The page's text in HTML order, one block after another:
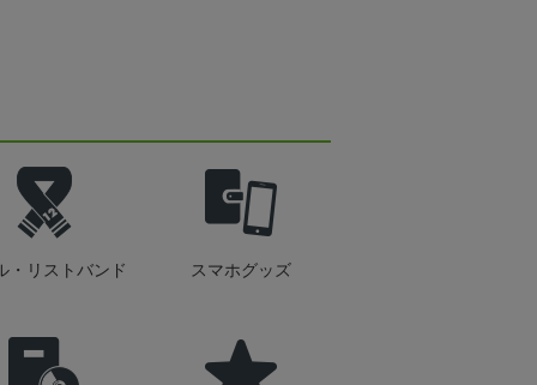
・リストバンド スマホグッズ